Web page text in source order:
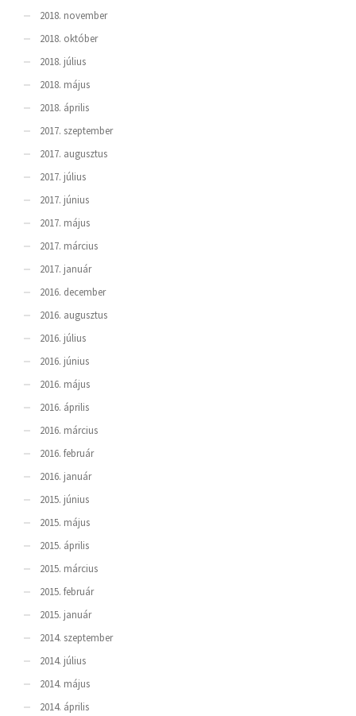
2018. november
2018. október
2018. július
2018. május
2018. április
2017. szeptember
2017. augusztus
2017. július
2017. június
2017. május
2017. március
2017. január
2016. december
2016. augusztus
2016. július
2016. június
2016. május
2016. április
2016. március
2016. február
2016. január
2015. június
2015. május
2015. április
2015. március
2015. február
2015. január
2014. szeptember
2014. július
2014. május
2014. április